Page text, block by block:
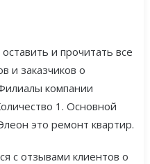
и прочитать все
и заказчиков о
компании
1. Основной
это ремонт квартир.
с отзывами клиентов о